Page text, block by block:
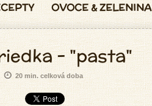
OVOCE & ZELENINA
- "pasta"
20 min. celková doba